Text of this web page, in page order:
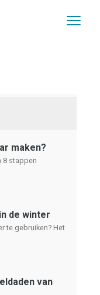
maken?
8 stappen
de winter
te gebruiken? Het
van